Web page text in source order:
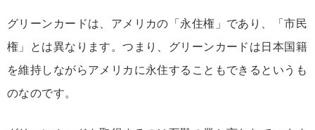
グリーンカードは、アメリカの「永住権」であり、「市民
権」とは異なります。つまり、グリーンカードは日本国籍
を維持しながらアメリカに永住することもできるというも
のなのです。